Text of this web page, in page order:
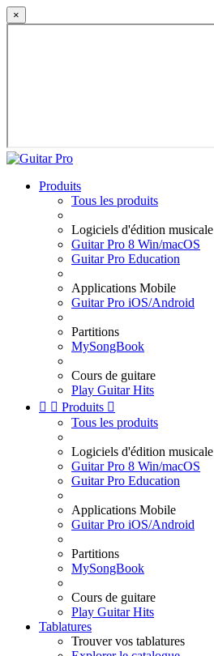
×
Produits
Tous les produits
Logiciels d'édition musicale
Guitar Pro 8 Win/macOS
Guitar Pro Education
Applications Mobile
Guitar Pro iOS/Android
Partitions
MySongBook
Cours de guitare
Play Guitar Hits
  Produits 
Tous les produits
Logiciels d'édition musicale
Guitar Pro 8 Win/macOS
Guitar Pro Education
Applications Mobile
Guitar Pro iOS/Android
Partitions
MySongBook
Cours de guitare
Play Guitar Hits
Tablatures
Trouver vos tablatures